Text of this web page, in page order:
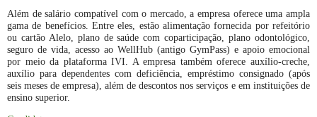
Além de salário compatível com o mercado, a empresa oferece uma ampla
gama de benefícios. Entre eles, estão alimentação fornecida por refeitório
ou cartão Alelo, plano de saúde com coparticipação, plano odontológico,
seguro de vida, acesso ao WellHub (antigo GymPass) e apoio emocional
por meio da plataforma IVI. A empresa também oferece auxílio-creche,
auxílio para dependentes com deficiência, empréstimo consignado (após
seis meses de empresa), além de descontos nos serviços e em instituições de
ensino superior.